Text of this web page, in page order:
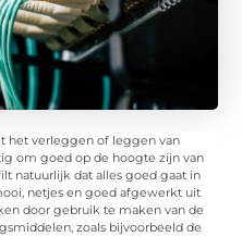
het verleggen of leggen van
om goed op de hoogte zijn van
natuurlijk dat alles goed gaat in
netjes en goed afgewerkt uit
door gebruik te maken van de
zoals bijvoorbeeld de